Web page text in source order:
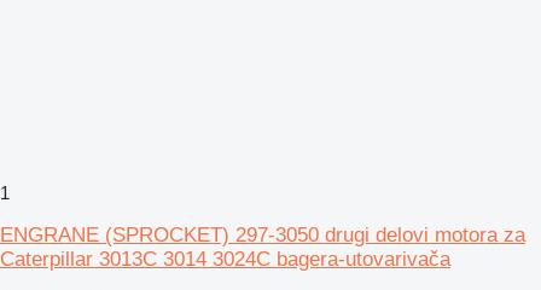
1
ENGRANE (SPROCKET) 297-3050 drugi delovi motora za
Caterpillar 3013C 3014 3024C bagera-utovarivača